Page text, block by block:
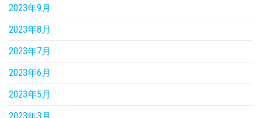
2023年9月
2023年8月
2023年7月
2023年6月
2023年5月